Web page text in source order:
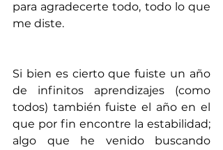
para agradecerte todo, todo lo que
me diste.
Si bien es cierto que fuiste un año
de infinitos aprendizajes (como
todos) también fuiste el año en el
que por fin encontre la estabilidad;
algo que he venido buscando